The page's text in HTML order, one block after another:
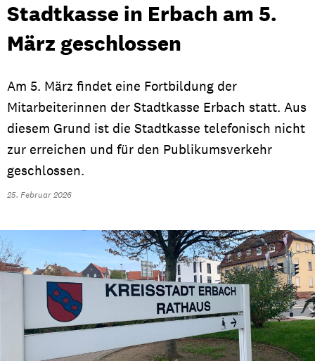
Stadtkasse in Erbach am 5.
März geschlossen
Am 5. März findet eine Fortbildung der
Mitarbeiterinnen der Stadtkasse Erbach statt. Aus
diesem Grund ist die Stadtkasse telefonisch nicht
zur erreichen und für den Publikumsverkehr
geschlossen.
25. Februar 2026